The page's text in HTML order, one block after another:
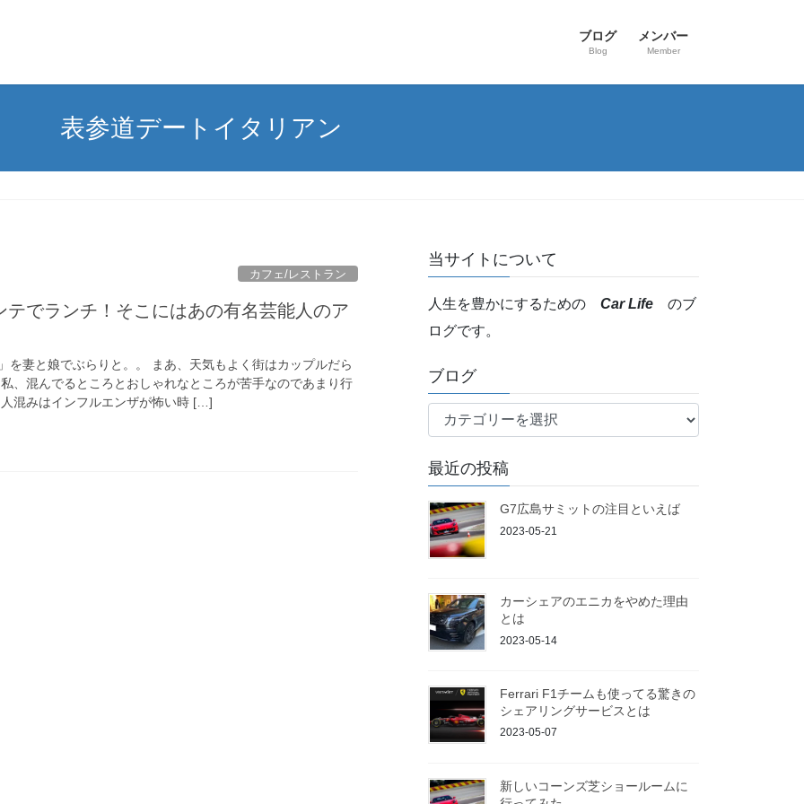
ブログ
Blog
メンバー
Member
表参道デートイタリアン
カフェ/レストラン
テでランチ！そこにはあの有名芸能人のア
を妻と娘でぶらりと。。 まあ、天気もよく街はカップルだら
、混んでるところとおしゃれなところが苦手なのであまり行
混みはインフルエンザが怖い時 […]
当サイトについて
人生を豊かにするためのCar Lifeのブ
ログです。
ブログ
ロ
最近の投稿
G7広島サミットの注目といえば
2023-05-21
カーシェアのエニカをやめた理由
とは
2023-05-14
Ferrari F1チームも使ってる驚きの
シェアリングサービスとは
2023-05-07
新しいコーンズ芝ショールームに